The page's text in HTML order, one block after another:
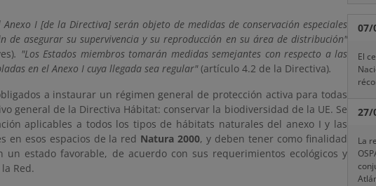
Anexo I [de la Directiva] serán objeto de medidas de conservación especiales
de asegurar su supervivencia y su reproducción en su área de distribución"
. "Los Estados miembros tomarán medidas semejantes con respecto a las
en el Anexo I cuya llegada sea regular"(artículo 4.2 de la Directiva).
a instaurar un régimen general de protección activa para todas
general de la Directiva Hábitat: conservar la biodiversidad de la UE. Se
aplicables a todos los tipos de hábitats naturales del anexo I y las
en esos espacios de la red Natura 2000, y deben tener como finalidad
un estado favorable, de acuerdo con sus requerimientos ecológicos y
Red.
07/
El
27/
La